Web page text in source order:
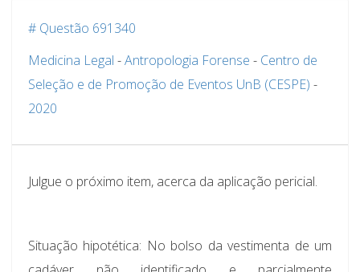
# Questão 691340
Medicina Legal -Antropologia Forense - Centro de
Seleção e de Promoção de Eventos UnB (CESPE) -
2020
Julgue o próximo item, acerca da aplicação pericial.
Situação hipotética: No bolso da vestimenta de um